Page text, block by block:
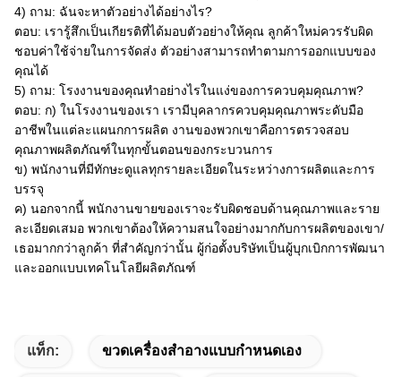
4) ถาม: ฉันจะหาตัวอย่างได้อย่างไร?
ตอบ: เรารู้สึกเป็นเกียรติที่ได้มอบตัวอย่างให้คุณ ลูกค้าใหม่ควรรับผิด
ชอบค่าใช้จ่ายในการจัดส่ง ตัวอย่างสามารถทำตามการออกแบบของ
คุณได้
5) ถาม: โรงงานของคุณทำอย่างไรในแง่ของการควบคุมคุณภาพ?
ตอบ: ก) ในโรงงานของเรา เรามีบุคลากรควบคุมคุณภาพระดับมือ
อาชีพในแต่ละแผนกการผลิต งานของพวกเขาคือการตรวจสอบ
คุณภาพผลิตภัณฑ์ในทุกขั้นตอนของกระบวนการ
ข) พนักงานที่มีทักษะดูแลทุกรายละเอียดในระหว่างการผลิตและการ
บรรจุ
ค) นอกจากนี้ พนักงานขายของเราจะรับผิดชอบด้านคุณภาพและราย
ละเอียดเสมอ พวกเขาต้องให้ความสนใจอย่างมากกับการผลิตของเขา/
เธอมากกว่าลูกค้า ที่สำคัญกว่านั้น ผู้ก่อตั้งบริษัทเป็นผู้บุกเบิกการพัฒนา
และออกแบบเทคโนโลยีผลิตภัณฑ์
แท็ก: ขวดเครื่องสำอางแบบกำหนดเอง